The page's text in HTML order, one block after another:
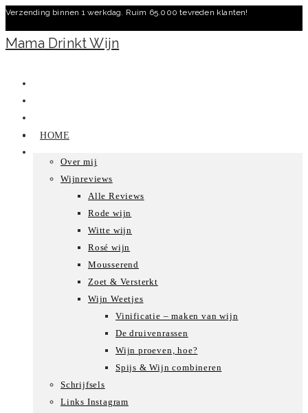
Ga
naar
inhoud
Verzending binnen 1 werkdag. Ruim 65.000 tevreden klanten!
Mama Drinkt Wijn
HOME
Over mij
Wijnreviews
Alle Reviews
Rode wijn
Witte wijn
Rosé wijn
Mousserend
Zoet & Versterkt
Wijn Weetjes
Vinificatie – maken van wijn
De druivenrassen
Wijn proeven, hoe?
Spijs & Wijn combineren
Schrijfsels
Links Instagram